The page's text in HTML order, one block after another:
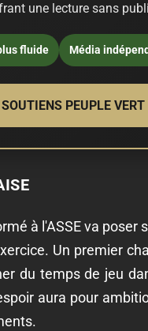
une lecture sans
fluide Média
PEUPLE VERT
à l'ASSE va poser
Un premier
du temps de jeu
aura pour